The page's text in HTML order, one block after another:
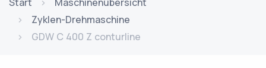
Zyklen-Drehmaschine
GDW C 400 Z conturline